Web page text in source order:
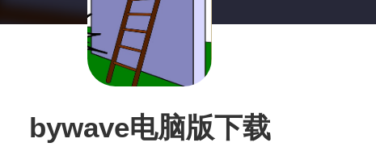
bywave电脑版下载